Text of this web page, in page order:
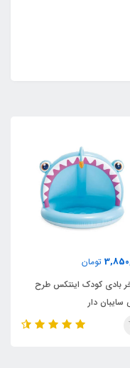
3,400,000
استخر بادی سه رینگ
اینتکس طرح جدید قطر 147